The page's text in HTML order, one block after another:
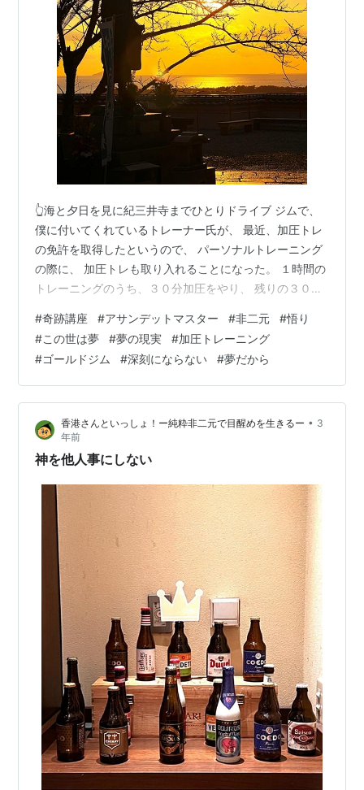
👆海と夕日を見に紀三井寺までひとりドライブ ジムで、
僕に付いてくれているトレーナー氏が、 最近、加圧トレ
の免許を取得したというので、 パーソナルトレーニング
の際に、 加圧トレも取り入れることになった。 １時間の
トレーニングのうち、３０分加圧をやり、 残りの３０分
機械で圧をかけてゆく。 腕が紫色になるくらい締め付け
た状態で筋トレをする。 だがこれがもう、腕がちぎれそ
うで、死ぬほどつらい。 そのうえ、ショルダープレスを
３０回とかやるので、 もう、地獄の苦しみの中、耐えに
耐えるのである。 ３０分後にベルトを外し、すぐに普通
の筋トレに戻る。 だがこの…
#奇跡講座 #アサンデットマスター #非二元 #悟り
#この世は夢 #夢の現実 #加圧トレーニング
#ゴールドジム #深刻にならない #夢だから
香港さんといっしょ！ー純粋非二元で目醒めを生きるー • 3
年前
神を他人事にしない